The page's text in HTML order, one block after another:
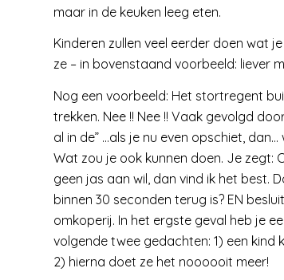
maar in de keuken leeg eten.
Kinderen zullen veel eerder doen wat
ze – in bovenstaand voorbeeld: liever
Nog een voorbeeld: Het stortregent
trekken. Nee !! Nee !! Vaak gevolgd
al in de” …als je nu even opschiet,
Wat zou je ook kunnen doen. Je zegt:
geen jas aan wil, dan vind ik het best.
binnen 30 seconden terug is? EN
omkoperij. In het ergste geval heb je
volgende twee gedachten: 1) een kind
2) hierna doet ze het noooooit meer!